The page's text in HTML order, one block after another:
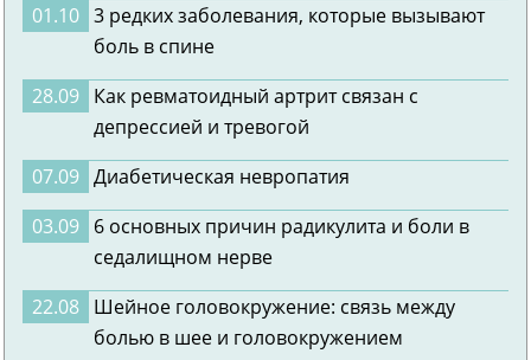
01.10 3 редких заболевания, которые вызывают
боль в спине
28.09 Как ревматоидный артрит связан с
депрессией и тревогой
07.09 Диабетическая невропатия
03.09 6 основных причин радикулита и боли в
седалищном нерве
22.08 Шейное головокружение: связь между
болью в шее и головокружением